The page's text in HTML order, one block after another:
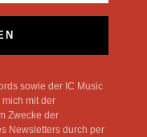
sowie der IC Music
mit der
Zwecke der
Newsletters durch per